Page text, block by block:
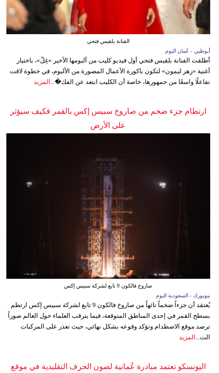
الفنانة بلقيس فتحي
أبوظبي - عُمان اليوم
أطلقت الفنانة بلقيس فتحي أول فيديو كليب من ألبومها الأخير «غِلّ»، باختيار
أغنية «زهر ليمون» لتكون باكورة الأعمال المصورة من الألبوم، في خطوة لاقت
تفاعلًا واسعًا من جمهورها، خاصة أن الكليب ابتعد عن الفك�... المزيد
ارتطام جزء ضخم من صاروخ سبيس إكس بالقمر فكيف سيؤثر
على الأرض
صاروخ فالكون 9 تابع لشركة سبيس إكس
نيويورك - السعودية اليوم
يُعتقد أن جزءاً ضخماً تائهاً من صاروخ فالكون 9 تابع لشركة سبيس إكس ارتطم
بسطح القمر في إحدى المناطق المتوقعة، فيما يترقب العلماء حول العالم صوراً
ترصد موقع الاصطدام وتؤكد وقوعه بشكل نهائي، حيث تعذر على المركبات
الت...
المزيد
اليونسكو تعتمد مبادرة عُمانية لصون الحرف التقليدية في موقع